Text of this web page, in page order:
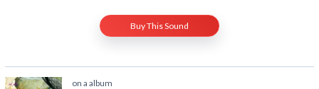
Buy This Sound
on a album